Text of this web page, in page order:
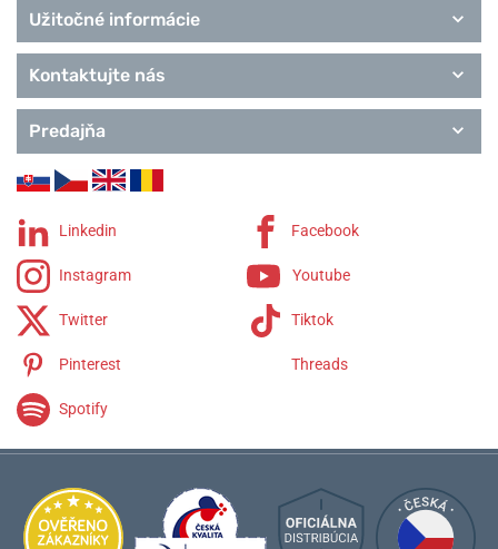
Užitočné informácie
Kontaktujte nás
Predajňa
Linkedin Facebook
Instagram Youtube
Twitter Tiktok
Pinterest Threads
Spotify